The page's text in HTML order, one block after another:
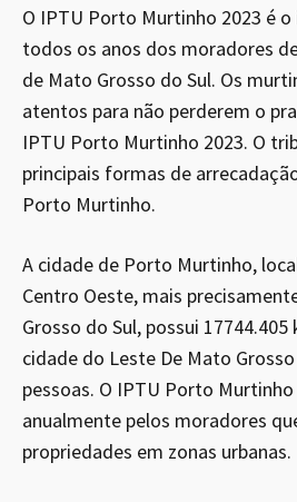
O IPTU Porto Murtinho 2023 é
todos os anos dos moradores
de Mato Grosso do Sul. Os
atentos para não perderem o
IPTU Porto Murtinho 2023. O
principais formas de
Porto Murtinho.
A cidade de Porto Murtinho,
Centro Oeste, mais
Grosso do Sul, possui
cidade do Leste De Mato Grosso
pessoas. O IPTU Porto
anualmente pelos moradores
propriedades em zonas urbanas.